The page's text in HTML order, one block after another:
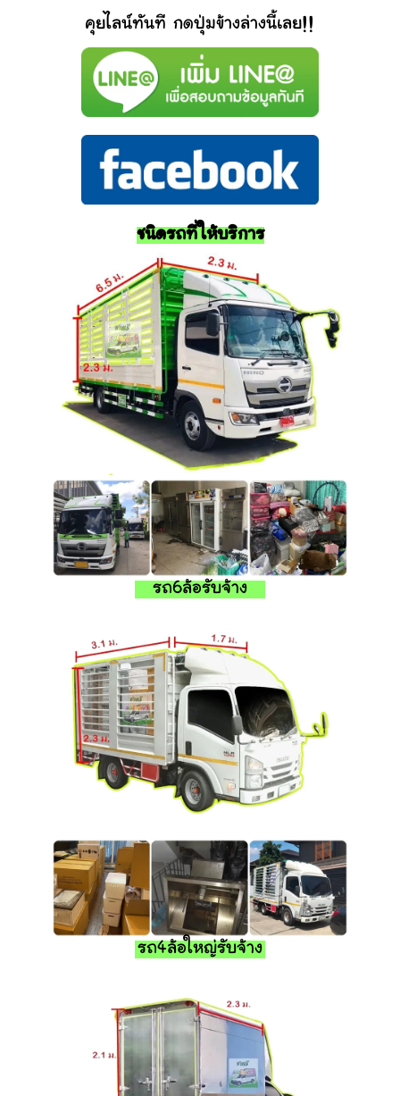
คุยไลน์ทันที กดปุ่มข้างล่างนี้เลย!!
ชนิดรถที่ให้บริการ
รถ6ล้อรับจ้าง
รถ4ล้อใหญ่รับจ้าง